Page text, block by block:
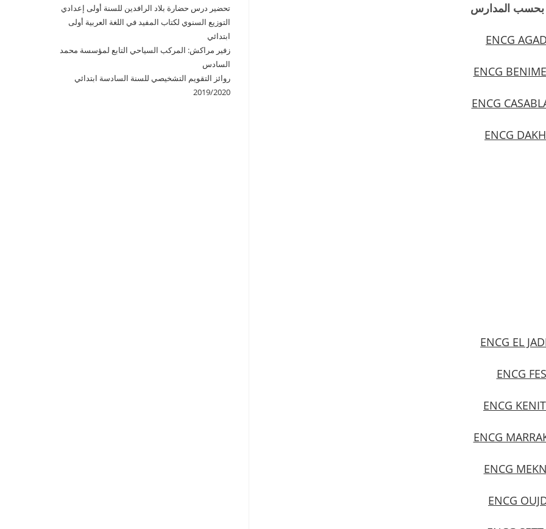
بحسب المدارس
ENCG
ENCG
ENCG
ENCG
ENCG EL
ENCG FES
ENCG
ENCG
ENCG
ENCG
تحضير درس حضارة بلاد الرافدين للسنة أولى إعدادي
التوزيع السنوي لكتاب المفيد في اللغة العربية أولى
ابتدائي
زفير مراكش: المركب السياحي التابع لمؤسسة محمد
السادس
روائز التقويم التشخيصي للسنة السادسة ابتدائي
2019/2020